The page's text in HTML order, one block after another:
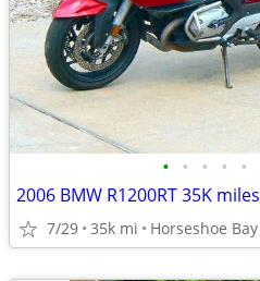
• • • • •
2006 BMW R1200RT 35K miles
7/29 35k mi Horseshoe Bay